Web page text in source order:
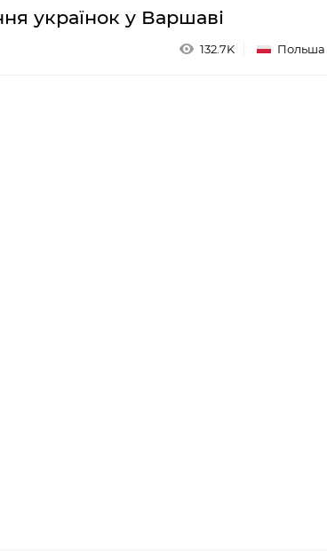
українок у Варшаві
132.7K Польша